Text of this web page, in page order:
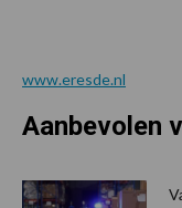
www.eresde.nl
Aanbevolen